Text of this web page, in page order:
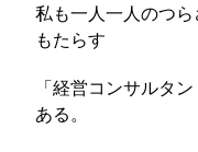
私も一人一人のつ
もたらす
「経営コンサルタ
ある。